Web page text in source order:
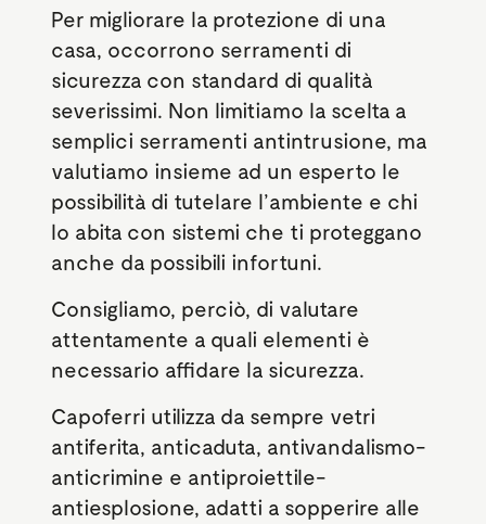
Per migliorare la protezione di una
casa, occorrono serramenti di
sicurezza con standard di qualità
severissimi. Non limitiamo la scelta a
semplici serramenti antintrusione, ma
valutiamo insieme ad un esperto le
possibilità di tutelare l’ambiente e chi
lo abita con sistemi che ti proteggano
anche da possibili infortuni.
Consigliamo, perciò, di valutare
attentamente a quali elementi è
necessario affidare la sicurezza.
Capoferri utilizza da sempre vetri
antiferita, anticaduta, antivandalismo-
anticrimine e antiproiettile-
antiesplosione, adatti a sopperire alle